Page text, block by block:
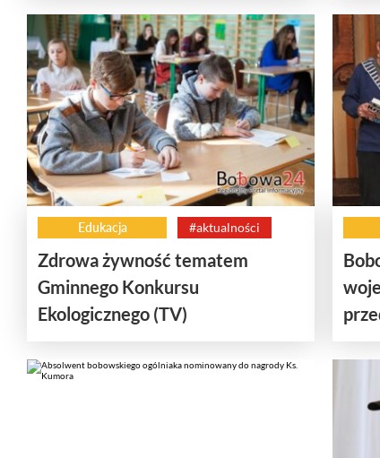
Edukacja #aktualności
Zdrowa żywność tematem
Gminnego Konkursu
Ekologicznego (TV)